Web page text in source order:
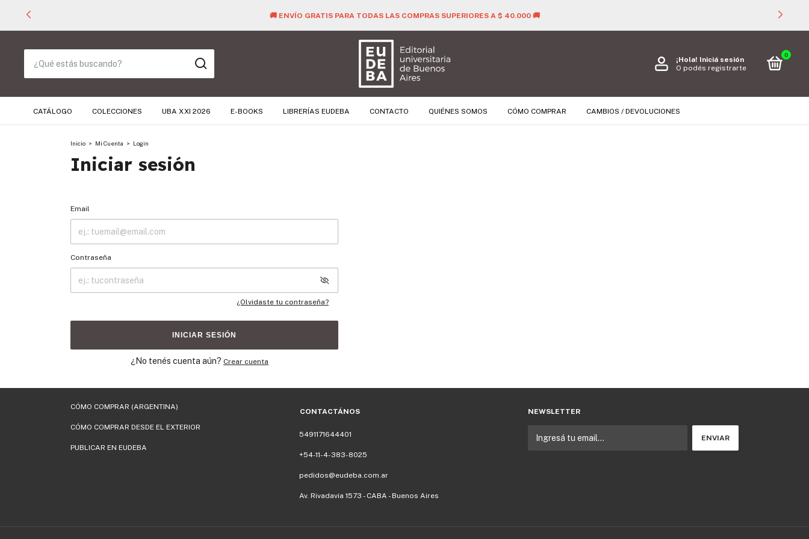
🚚 ENVÍO GRATIS PARA TODAS LAS COMPRAS SUPERIORES A $ 40.000 🚚
¡Hola! Iniciá sesión
O podés registrarte
0
CATÁLOGO COLECCIONES UBA XXI 2026 E-BOOKS LIBRERÍAS EUDEBA CONTACTO QUIÉNES SOMOS CÓMO COMPRAR CAMBIOS / DEVOLUCIONES
Inicio > Mi Cuenta > Login
Iniciar sesión
Email
Contraseña
¿Olvidaste tu contraseña?
INICIAR SESIÓN
¿No tenés cuenta aún? Crear cuenta
CÓMO COMPRAR (ARGENTINA)
CÓMO COMPRAR DESDE EL EXTERIOR
PUBLICAR EN EUDEBA
CONTACTÁNOS
5491171644401
+54-11-4-383-8025
pedidos@eudeba.com.ar
Av. Rivadavia 1573 - CABA - Buenos Aires
NEWSLETTER